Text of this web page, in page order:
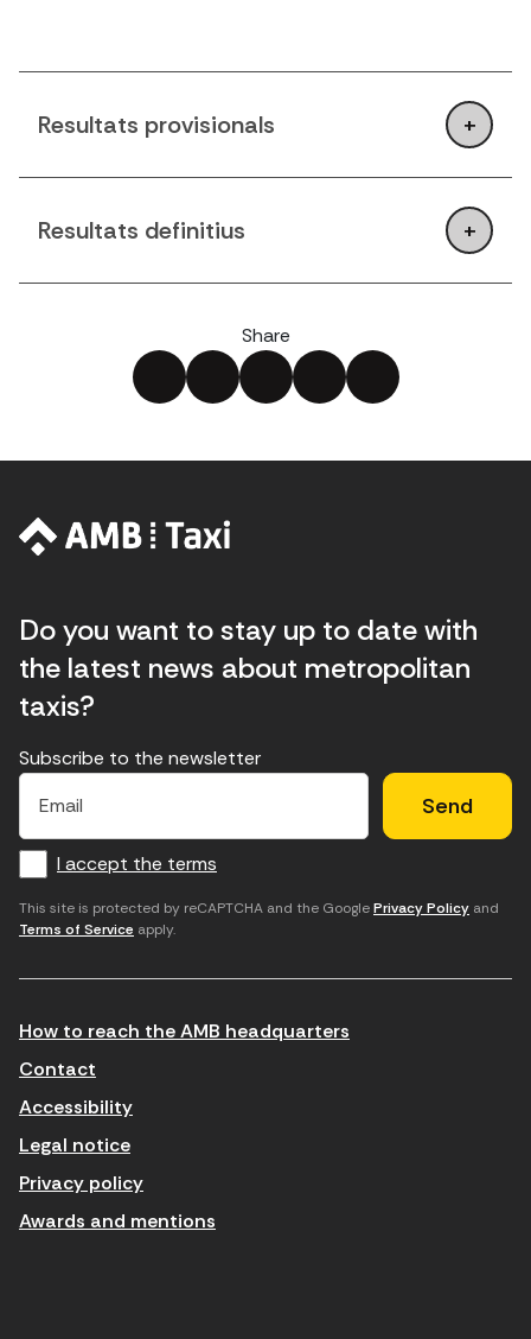
Resultats provisionals
Resultats definitius
Share
Do you want to stay up to date with
the latest news about metropolitan
taxis?
E
f
o
r
m
i
t
r
u
E
c
a
m
p
r
e
u
e
H
u
d
'
a
e
t
a
e
×
Subscribe to the newsletter
E
a
i
l
I accept the terms
This site is protected by reCAPTCHA and the GooglePrivacy Policy and
Terms of Service apply.
How to reach the AMB headquarters
Contact
Accessibility
Legal notice
Privacy policy
Awards and mentions